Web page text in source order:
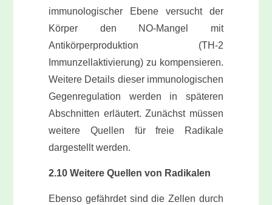
immunologischer Ebene versucht der
Körper den NO-Mangel mit
Antikörperproduktion (TH-2
Immunzellaktivierung) zu kompensieren.
Weitere Details dieser immunologischen
Gegenregulation werden in späteren
Abschnitten erläutert. Zunächst müssen
weitere Quellen für freie Radikale
dargestellt werden.
2.10 Weitere Quellen von Radikalen
Ebenso gefährdet sind die Zellen durch